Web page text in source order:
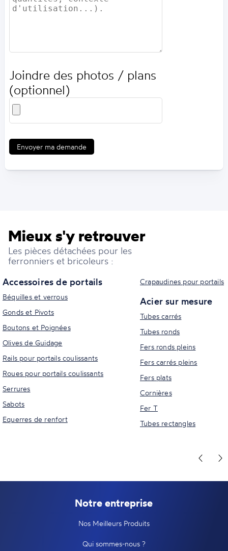
Joindre des photos / plans
(optionnel)
Envoyer ma demande
Mieux s'y retrouver
Les pièces détachées pour les
ferronniers et bricoleurs :
Accessoires de portails
Béquilles et verrous
Gonds et Pivots
Boutons et Poignées
Olives de Guidage
Rails pour portails coulissants
Roues pour portails coulissants
Serrures
Sabots
Equerres de renfort
Crapaudines pour portails
Acier sur mesure
Tubes carrés
Tubes ronds
Fers ronds pleins
Fers carrés pleins
Fers plats
Cornières
Fer T
Tubes rectangles
Notre entreprise
Nos Meilleurs Produits
Qui sommes-nous ?